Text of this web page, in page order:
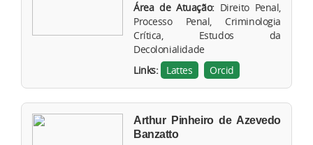
Área de Atuação: Direito Penal,
Processo Penal, Criminologia
Crítica, Estudos da
Decolonialidade
Links:
Lattes Orcid
Arthur Pinheiro de Azevedo
Banzatto